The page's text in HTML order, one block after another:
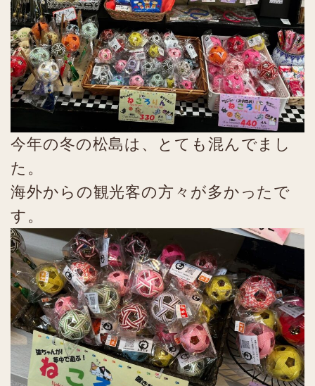
今年の冬の松島は、とても混んでまし
た。
海外からの観光客の方々が多かったで
す。